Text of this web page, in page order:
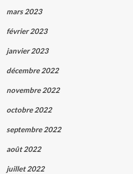
mars 2023
février 2023
janvier 2023
décembre 2022
novembre 2022
octobre 2022
septembre 2022
août 2022
juillet 2022